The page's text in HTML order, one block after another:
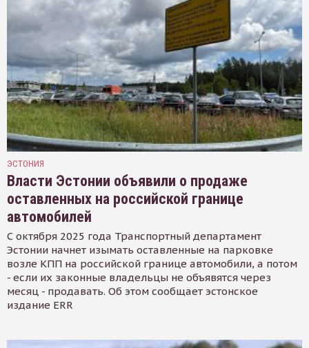
ЭСТОНИЯ
Власти Эстонии объявили о продаже
оставленных на российской границе
автомобилей
С октября 2025 года Транспортный департамент
Эстонии начнет изымать оставленные на парковке
возле КПП на российской границе автомобили, а потом
- если их законные владельцы не объявятся через
месяц - продавать. Об этом сообщает эстонское
издание ERR